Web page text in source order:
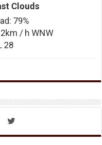
Clouds
79%
/ h WNW
28